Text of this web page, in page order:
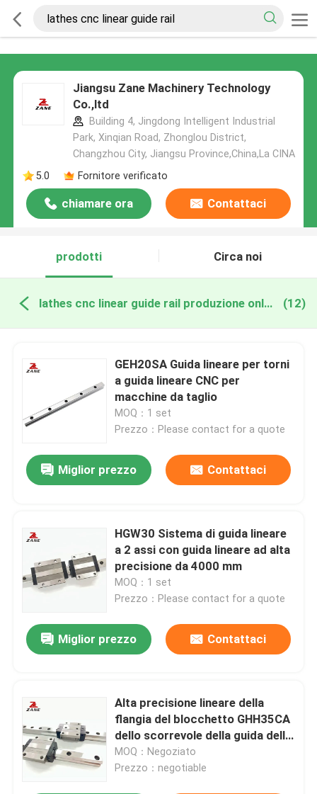
Jiangsu Zane Machinery Technology
Co.,ltd
Building 4, Jingdong Intelligent Industrial
Park, Xinqian Road, Zhonglou District,
Changzhou City, Jiangsu Province,China,La CINA
5.0
Fornitore verificato
chiamare ora Contattaci
prodotti Circa noi
lathes cnc linear guide rail produzione online (12)
GEH20SA Guida lineare per torni
a guida lineare CNC per
macchine da taglio
MOQ：1 set
Prezzo：Please contact for a quote
Miglior prezzo Contattaci
HGW30 Sistema di guida lineare
a 2 assi con guida lineare ad alta
precisione da 4000 mm
MOQ：1 set
Prezzo：Please contact for a quote
Miglior prezzo Contattaci
Alta precisione lineare della
flangia del blocchetto GHH35CA
dello scorrevole della guida della
sostituzione domestica di HIWIN
MOQ：Negoziato
Prezzo：negotiable